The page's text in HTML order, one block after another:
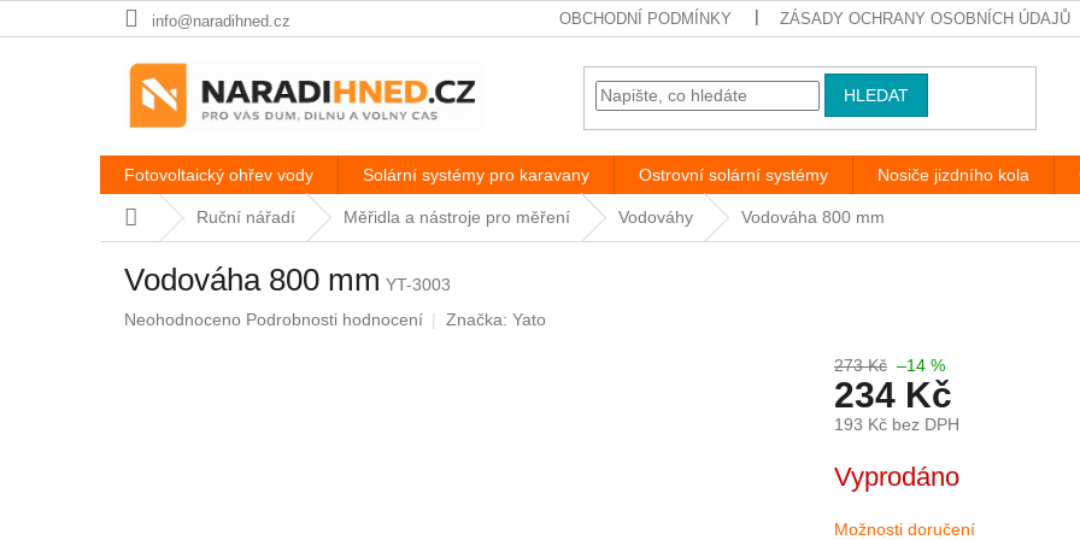
na
info@naradihned.cz OBCHODNÍ PODMÍNKY ZÁSADY OCHRANY OSOBNÍCH ÚDAJŮ
HLEDAT
Fotovoltaický ohřev vody Solární systémy pro karavany Ostrovní solární systémy Nosiče jizdního kola
Domů Ruční nářadí Měřidla a nástroje pro měření Vodováhy Vodováha 800 mm
Vodováha 800 mm YT-3003
Průměrné
Neohodnoceno Podrobnosti hodnocení Značka: Yato
273 Kč –14 %
234 Kč
193 Kč bez DPH
cena:
Vyprodáno
Možnosti doručení